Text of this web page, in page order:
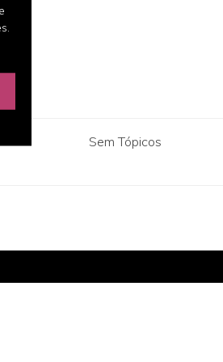
Sem Tópicos